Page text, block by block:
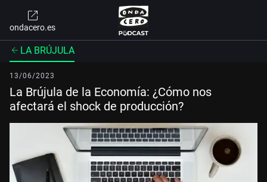
ondacero.es
LA BRÚJULA
13/06/2023
La Brújula de la Economía: ¿Cómo nos
afectará el shock de producción?